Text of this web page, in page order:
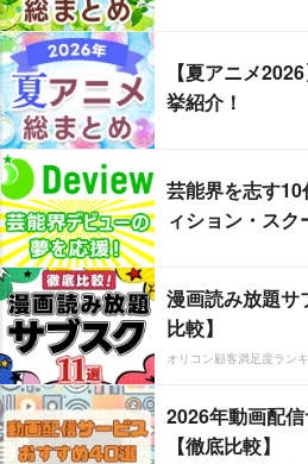
【夏アニメ
挙紹介！
芸能界を志す
ィション・ス
漫画読み放題サ
比較】
オリコン顧客満足度ラン
2026年動画配
【徹底比較】